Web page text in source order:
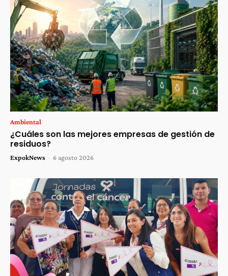
Ambiental
¿Cuáles son las mejores empresas de gestión de
residuos?
ExpokNews - 6 agosto 2026